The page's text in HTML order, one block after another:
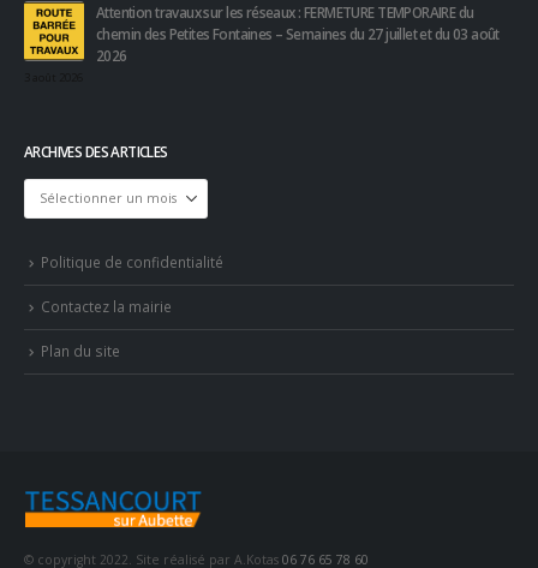
Attention travaux sur les réseaux : FERMETURE TEMPORAIRE du
chemin des Petites Fontaines – Semaines du 27 juillet et du 03 août
2026
ARCHIVES DES ARTICLES
Archives
des
Politique de confidentialité
Contactez la mairie
Plan du site
© copyright 2022. Site réalisé par A.Kotas 06 76 65 78 60